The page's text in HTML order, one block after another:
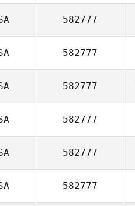
582777
582777
582777
582777
582777
582777